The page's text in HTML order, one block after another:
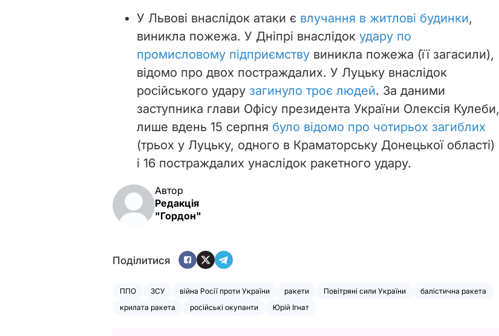
У Львові внаслідок атаки є влучання в житлові будинки,
виникла пожежа. У Дніпрі внаслідок удару по
промисловому підприємству виникла пожежа (її загасили),
відомо про двох постраждалих. У Луцьку внаслідок
російського удару загинуло троє людей. За даними
заступника глави Офісу президента України Олексія Кулеби,
лише вдень 15 серпня було відомо про чотирьох загиблих
(трьох у Луцьку, одного в Краматорську Донецької області)
і 16 постраждалих унаслідок ракетного удару.
Автор
Редакція
"Гордон"
Поділитися
ППО ЗСУ війна Росії проти України ракети Повітряні сили України
балістична ракета
крилата ракета
російські окупанти Юрій Ігнат